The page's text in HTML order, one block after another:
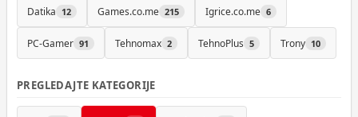
Datika 12 Games.co.me 215 Igrice.co.me 6
PC-Gamer 91 Tehnomax 2 TehnoPlus 5 Trony 10
PREGLEDAJTE KATEGORIJE